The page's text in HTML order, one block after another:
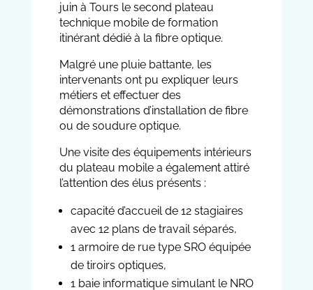
juin à Tours le second plateau
technique mobile de formation
itinérant dédié à la fibre optique.
Malgré une pluie battante, les
intervenants ont pu expliquer leurs
métiers et effectuer des
démonstrations d’installation de fibre
ou de soudure optique.
Une visite des équipements intérieurs
du plateau mobile a également attiré
l’attention des élus présents :
capacité d’accueil de 12 stagiaires
avec 12 plans de travail séparés,
1 armoire de rue type SRO équipée
de tiroirs optiques,
1 baie informatique simulant le NRO